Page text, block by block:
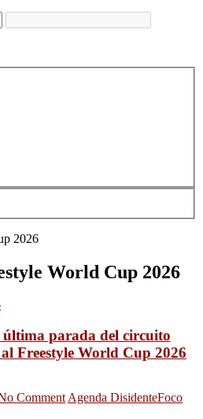
2026
World Cup 2026
parada del circuito
Freestyle World Cup 2026
Comment Agenda DisidenteFoco